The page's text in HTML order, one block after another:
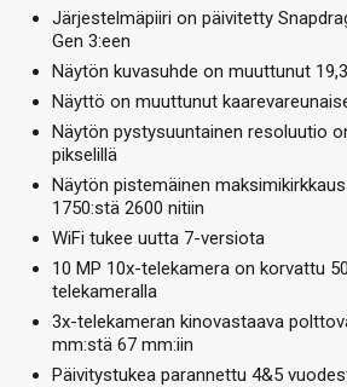
Järjestelmäpiiri on päivitetty
Gen 3:een
Näytön kuvasuhde on muuttunut
Näyttö on muuttunut
Näytön pystysuuntainen resoluutio
pikselillä
Näytön pistemäinen
1750:stä 2600 nitiin
WiFi tukee uutta 7-versiota
10 MP 10x-telekamera on korvattu
telekameralla
3x-telekameran kinovastaava
mm:stä 67 mm:iin
Päivitystukea parannettu 4&5